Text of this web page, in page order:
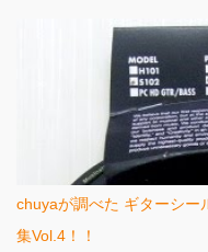
chuyaが調べた ギターシー
集Vol.4！！